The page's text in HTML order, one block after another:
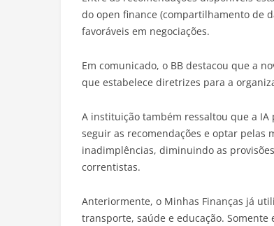
do open finance (compartilhamento de
favoráveis em negociações.
Em comunicado, o BB destacou que a
que estabelece diretrizes para a
A instituição também ressaltou que a
seguir as recomendações e optar
inadimplências, diminuindo as
correntistas.
Anteriormente, o Minhas Finanças já
transporte, saúde e educação.